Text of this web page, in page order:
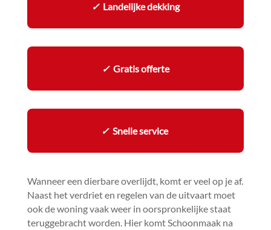
✓ Landelijke dekking
✓Gratis offerte
✓Snelle service
Wanneer een dierbare overlijdt, komt er veel op je af.​
Naast het verdriet en regelen van de uitvaart moet
ook de woning vaak weer in oorspronkelijke staat
teruggebracht worden.​ Hier komt Schoonmaak na